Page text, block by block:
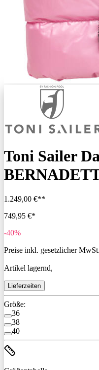
Toni Sailer
1.249,00 €**
749,95 €*
-40%
Preise inkl. gesetzlicher
Artikel lagernd,
Lieferzeiten
Größe:
36
38
40